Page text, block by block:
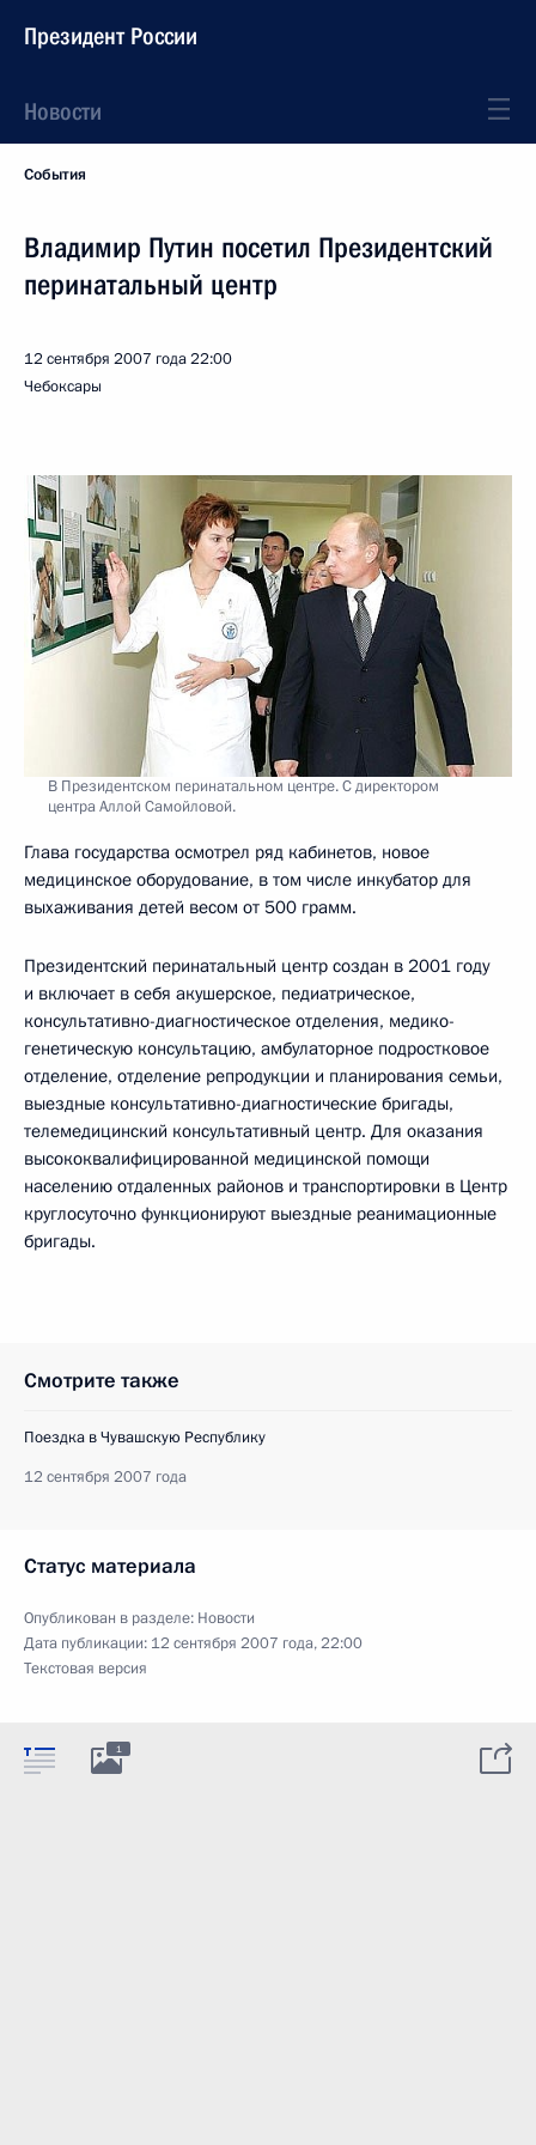
Президент России
Новости
События
Владимир Путин посетил Президентский
перинатальный центр
12 сентября 2007 года22:00
Чебоксары
В Президентском перинатальном центре. С директором
центра Аллой Самойловой.
Глава государства осмотрел ряд кабинетов, новое
медицинское оборудование, в том числе инкубатор для
выхаживания детей весом от 500 грамм.
Президентский перинатальный центр создан в 2001 году
и включает в себя акушерское, педиатрическое,
консультативно-диагностическое отделения, медико-
генетическую консультацию, амбулаторное подростковое
отделение, отделение репродукции и планирования семьи,
выездные консультативно-диагностические бригады,
телемедицинский консультативный центр. Для оказания
высококвалифицированной медицинской помощи
населению отдаленных районов и транспортировки в Центр
круглосуточно функционируют выездные реанимационные
бригады.
Смотрите также
Поездка в Чувашскую Республику
12 сентября 2007 года
Статус материала
Опубликован в разделе: Новости
Дата публикации: 12 сентября 2007 года, 22:00
Текстовая версия
1